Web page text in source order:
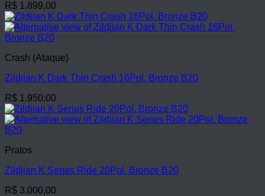
R$ 1.899,00
Crash (Ataque)
Zildjian K Dark Thin Crash 16Pol. Bronze B20
R$ 1.950,00
Pratos
Zildjian K Series Ride 20Pol. Bronze B20
R$ 3.000,00